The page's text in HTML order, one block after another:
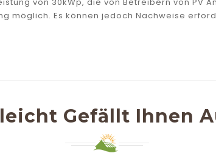
möglich. Es können jedoch Nachweise
Gefällt Ihnen